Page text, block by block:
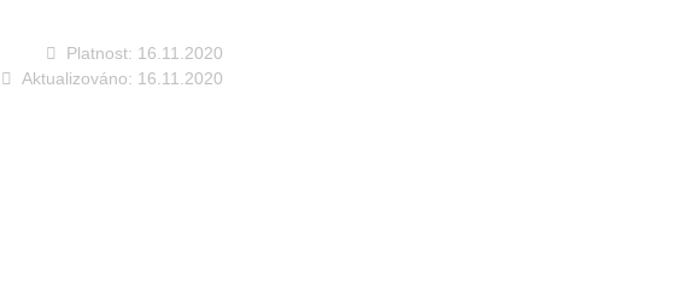
Platnost: 16.11.2020
Aktualizováno: 16.11.2020